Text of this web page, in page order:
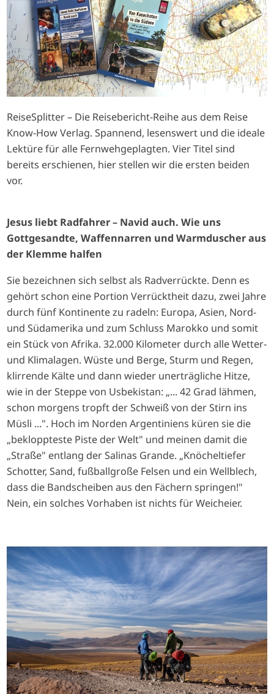
ReiseSplitter – Die Reisebericht-Reihe aus dem Reise
Know-How Verlag. Spannend, lesenswert und die ideale
Lektüre für alle Fernwehgeplagten. Vier Titel sind
bereits erschienen, hier stellen wir die ersten beiden
vor.
Jesus liebt Radfahrer – Navid auch. Wie uns
Gottgesandte, Waffennarren und Warmduscher aus
der Klemme halfen
Sie bezeichnen sich selbst als Radverrückte. Denn es
gehört schon eine Portion Verrücktheit dazu, zwei Jahre
durch fünf Kontinente zu radeln: Europa, Asien, Nord-
und Südamerika und zum Schluss Marokko und somit
ein Stück von Afrika. 32.000 Kilometer durch alle Wetter-
und Klimalagen. Wüste und Berge, Sturm und Regen,
klirrende Kälte und dann wieder unerträgliche Hitze,
wie in der Steppe von Usbekistan: „... 42 Grad lähmen,
schon morgens tropft der Schweiß von der Stirn ins
Müsli ...". Hoch im Norden Argentiniens küren sie die
„bekloppteste Piste der Welt" und meinen damit die
„Straße" entlang der Salinas Grande. „Knöcheltiefer
Schotter, Sand, fußballgroße Felsen und ein Wellblech,
dass die Bandscheiben aus den Fächern springen!"
Nein, ein solches Vorhaben ist nichts für Weicheier.
a
g
e